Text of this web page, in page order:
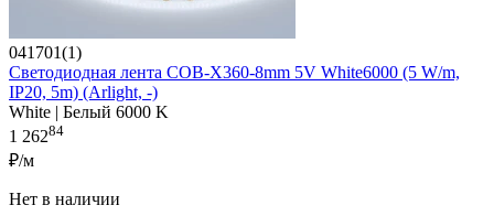
041701(1)
Светодиодная лента COB-X360-8mm 5V White6000 (5 W/m,
IP20, 5m) (Arlight, -)
White | Белый 6000 K
1 26284
₽/м
Нет в наличии